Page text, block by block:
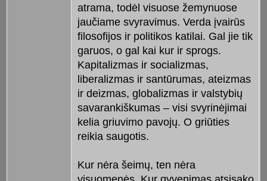
atrama, todėl visuose žemynuose
jaučiame svyravimus. Verda įvairūs
filosofijos ir politikos katilai. Gal jie tik
garuos, o gal kai kur ir sprogs.
Kapitalizmas ir socializmas,
liberalizmas ir santūrumas, ateizmas
ir deizmas, globalizmas ir valstybių
savarankiškumas – visi svyrinėjimai
kelia griuvimo pavojų. O griūties
reikia saugotis.
Kur nėra šeimų, ten nėra